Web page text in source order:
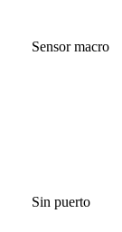
Sensor macro
Sin puerto